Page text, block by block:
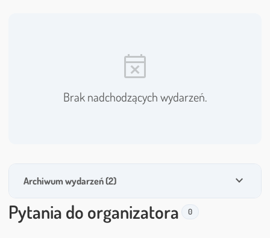
event_busy
Brak nadchodzących wydarzeń.
Archiwum wydarzeń (2) expand_more
Pytania do organizatora 0